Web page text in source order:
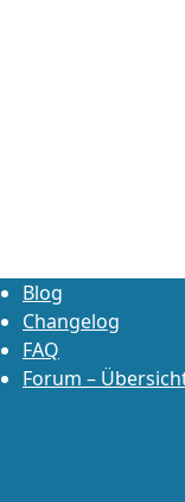
Blog
Changelog
FAQ
Forum –